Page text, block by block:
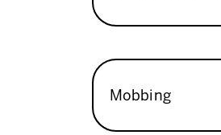
Mobbing